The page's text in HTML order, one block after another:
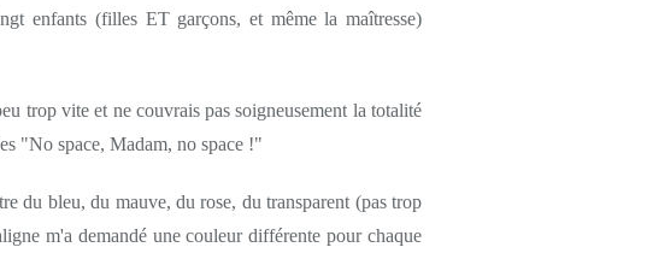
enfants (filles ET garçons, et même la maîtresse)
trop vite et ne couvrais pas soigneusement la totalité
"No space, Madam, no space !"
du bleu, du mauve, du rose, du transparent (pas trop
m'a demandé une couleur différente pour chaque